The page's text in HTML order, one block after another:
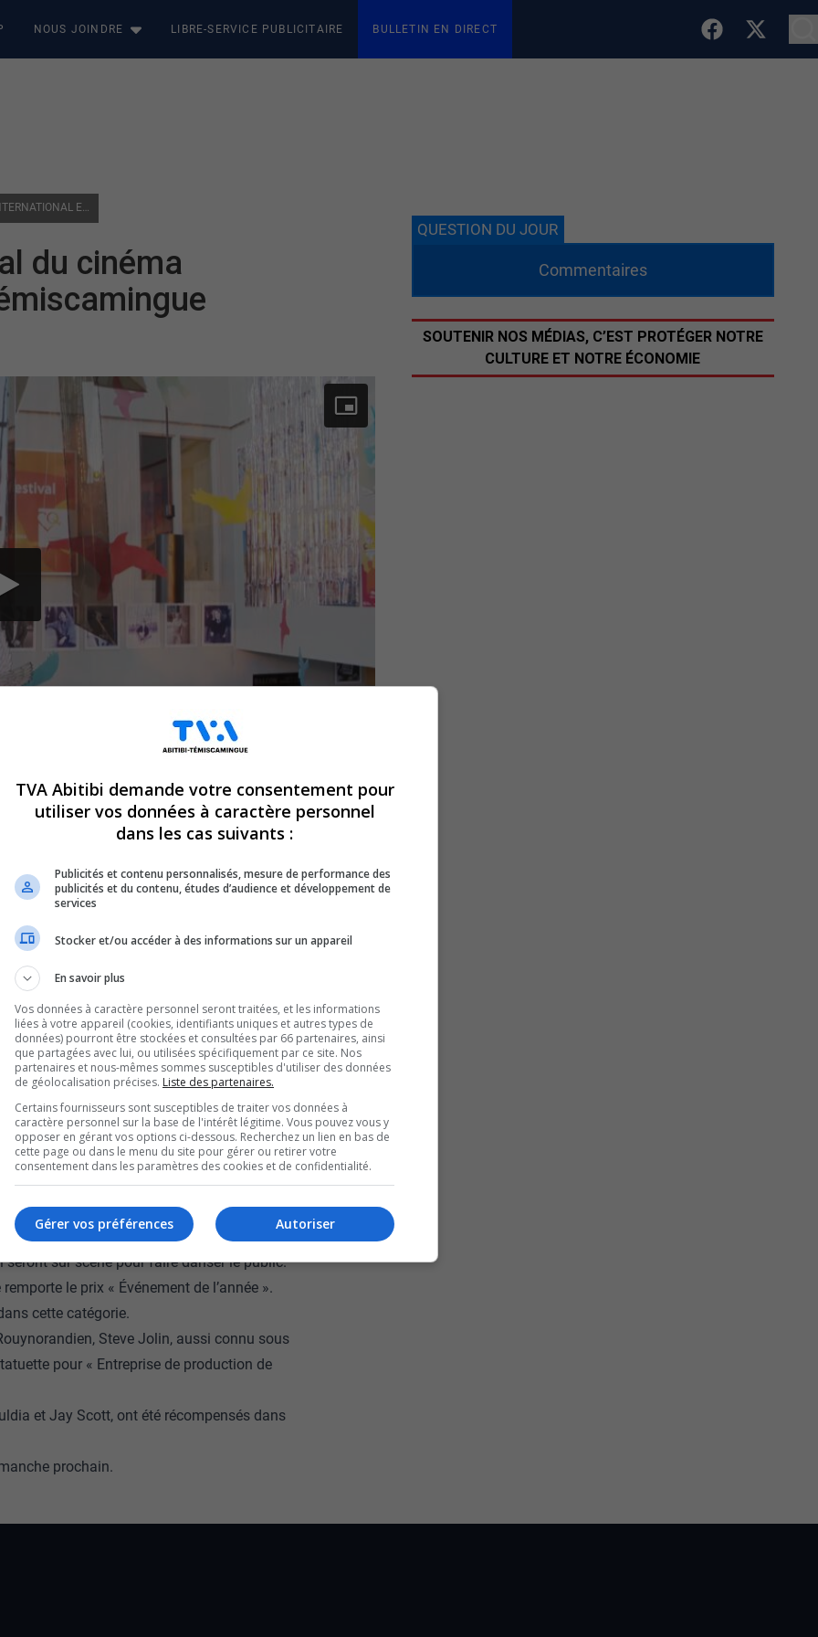
NOUS JOINDRE LIBRE-SERVICE PUBLICITAIRE BULLETIN EN DIRECT
DERNIÈRE SOIRÉE DU FESTIVAL DU CINÉMA INTERNATIONAL EN ABITIBI-TÉMISCAMINGUE
du cinéma
où l’on
dans le cadre du
soirées que les salles étaient
du film d’ouverture.
ont assisté aux projections à aller voter
celui de ce soir, où trois films sont à
Les pires », qui clôturera l’événement.
par la suite au gala pour savoir quels
Val-d’Or se poursuit ce soir, avec deux
Meglab de Malartic.
d’Or, il y aura les groupes de musique
sur scène pour faire danser le public.
le prix « Événement de l’année ».
cette catégorie.
Steve Jolin, aussi connu sous
pour « Entreprise de production de
et Jay Scott, ont été récompensés dans
prochain.
QUESTION DU JOUR
Commentaires
SOUTENIR NOS MÉDIAS, C’EST PROTÉGER NOTRE
CULTURE ET NOTRE ÉCONOMIE
TVA Abitibi demande votre consentement pour
utiliser vos données à caractère personnel
dans les cas suivants :
Publicités et contenu personnalisés, mesure de performance des
publicités et du contenu, études d’audience et développement de
services
Stocker et/ou accéder à des informations sur un appareil
En savoir plus
Vos données à caractère personnel seront traitées, et les informations
liées à votre appareil (cookies, identifiants uniques et autres types de
données) pourront être stockées et consultées par 66 partenaires, ainsi
que partagées avec lui, ou utilisées spécifiquement par ce site. Nos
partenaires et nous-mêmes sommes susceptibles d'utiliser des données
de géolocalisation précises. Liste des partenaires.
Certains fournisseurs sont susceptibles de traiter vos données à
caractère personnel sur la base de l'intérêt légitime. Vous pouvez vous y
opposer en gérant vos options ci-dessous. Recherchez un lien en bas de
cette page ou dans le menu du site pour gérer ou retirer votre
consentement dans les paramètres des cookies et de confidentialité.
Autoriser
Gérer vos préférences